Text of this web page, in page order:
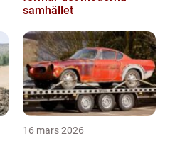
samhället
16 mars 2026